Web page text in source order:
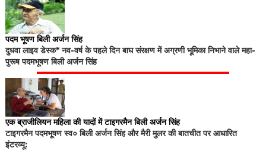
पदम भूषण बिली अर्जन सिंह
दुधवा लाइव डेस्क* नव-वर्ष के पहले दिन बाघ संरक्षण में अग्रणी भूमिका निभाने वाले महा-
पुरूष पदमभूषण बिली अर्जन सिंह
एक ब्राजीलियन महिला की यादों में टाइगरमैन बिली अर्जन सिंह
टाइगरमैन पदमभूषण स्व० बिली अर्जन सिंह और मैरी मुलर की बातचीत पर आधारित
इंटरव्यू: